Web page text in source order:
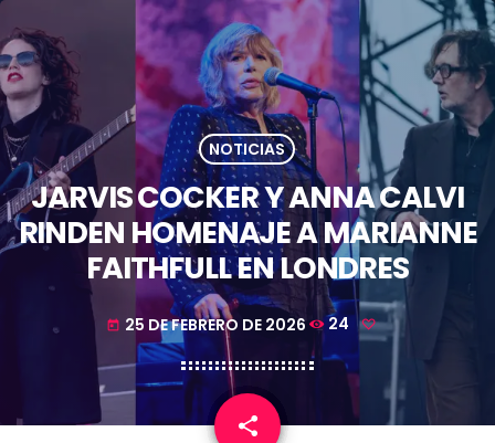
NOTICIAS
JARVIS COCKER Y ANNA CALVI
RINDEN HOMENAJE A MARIANNE
FAITHFULL EN LONDRES
today 25 DE FEBRERO DE 2026 24
share
email